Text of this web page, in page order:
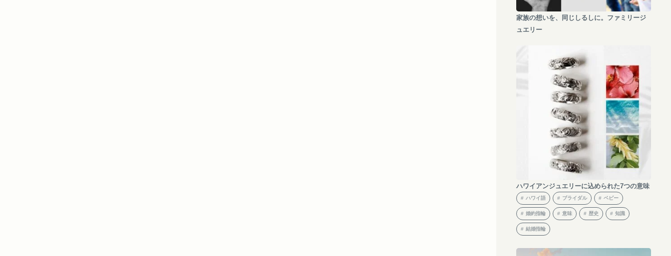
家族の想いを、同じしるしに。ファミリージ
ュエリー
ハワイアンジュエリーに込められた7つの意味
ハワイ語 ブライダル ベビー
婚約指輪 意味 歴史 知識
結婚指輪